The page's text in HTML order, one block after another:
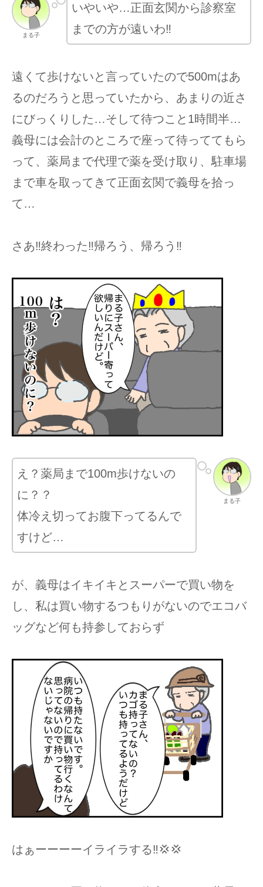
まる子
いやいや…正面玄関から診察室
までの方が遠いわ‼︎
遠くて歩けないと言っていたので500mはあ
るのだろうと思っていたから、あまりの近さ
にびっくりした…そして待つこと1時間半…
義母には会計のところで座って待っててもら
って、薬局まで代理で薬を受け取り、駐車場
まで車を取ってきて正面玄関で義母を拾っ
て…
さあ‼︎終わった‼︎帰ろう、帰ろう‼︎
まる子
え？薬局まで100m歩けないの
に？？
体冷え切ってお腹下ってるんで
すけど…
が、義母はイキイキとスーパーで買い物を
し、私は買い物するつもりがないのでエコバ
ッグなど何も持参しておらず
はぁーーーーイライラする‼︎💢💢